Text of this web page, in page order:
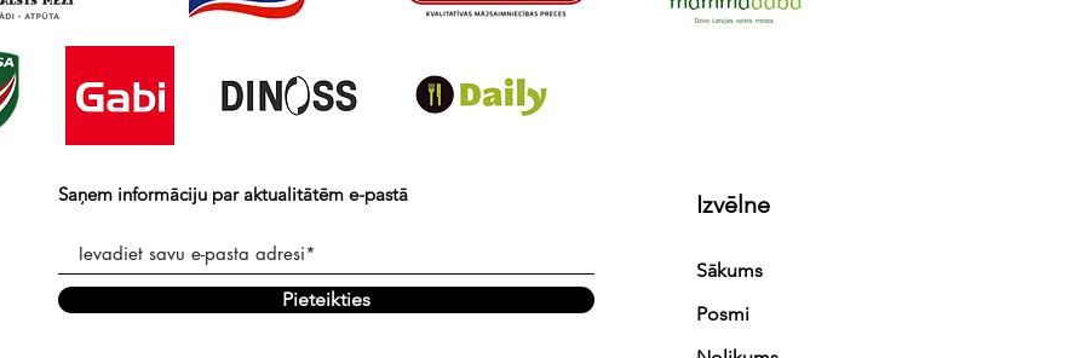
Saņem informāciju par aktualitātēm e-pastā
Pieteikties
Izvēlne
Sākums
Posmi